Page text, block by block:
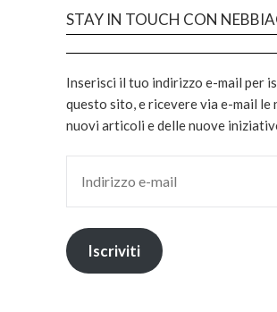
STAY IN TOUCH CON
Inserisci il tuo indirizzo e-mail per
questo sito, e ricevere via e-mail le
nuovi articoli e delle nuove
Iscriviti